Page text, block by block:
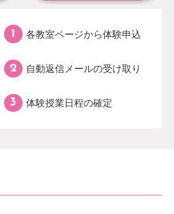
各教室ページから体験申込
自動返信メールの受け取り
体験授業日程の確定